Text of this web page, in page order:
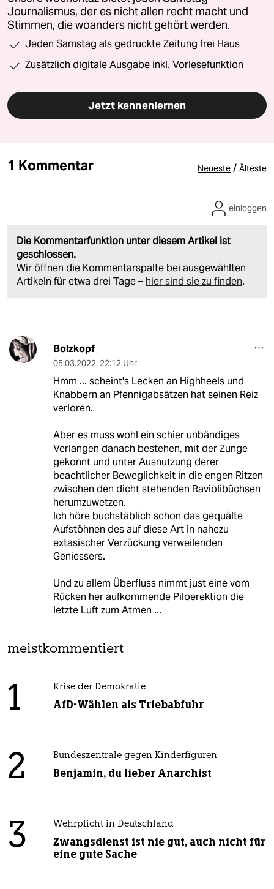
Journalismus, der es nicht allen recht macht und
Stimmen, die woanders nicht gehört werden.
Jeden Samstag als gedruckte Zeitung frei Haus
Zusätzlich digitale Ausgabe inkl. Vorlesefunktion
Jetzt kennenlernen
1 Kommentar Neueste / Älteste
Die Kommentarfunktion unter diesem Artikel ist
geschlossen.
Wir öffnen die Kommentarspalte bei ausgewählten
Artikeln für etwa drei Tage – hier sind sie zu finden.
einloggen
Bolzkopf
05.03.2022, 22:12 Uhr
Hmm ... scheint's Lecken an Highheels und
Knabbern an Pfennigabsätzen hat seinen Reiz
verloren.
Aber es muss wohl ein schier unbändiges
Verlangen danach bestehen, mit der Zunge
gekonnt und unter Ausnutzung derer
beachtlicher Beweglichkeit in die engen Ritzen
zwischen den dicht stehenden Raviolibüchsen
herumzuwetzen.
Ich höre buchstäblich schon das gequälte
Aufstöhnen des auf diese Art in nahezu
extasischer Verzückung verweilenden
Geniessers.
Und zu allem Überfluss nimmt just eine vom
Rücken her aufkommende Piloerektion die
letzte Luft zum Atmen ...
meistkommentiert
1 Krise der Demokratie
AfD-Wählen als Triebabfuhr
2 Bundeszentrale gegen Kinderfiguren
Benjamin, du lieber Anarchist
3 Wehrplicht in Deutschland
Zwangsdienst ist nie gut, auch nicht für
eine gute Sache